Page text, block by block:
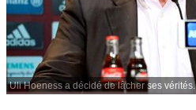
Uli Hoeness a décidé de lâcher ses vérités.